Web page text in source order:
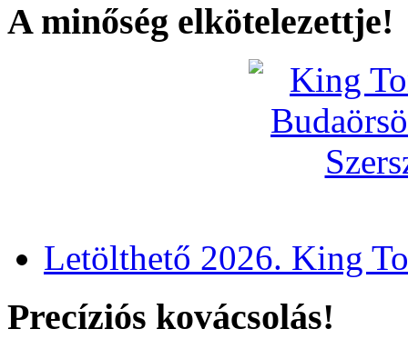
A minőség elkötelezettje!
Letölthető 2026. King
Precíziós kovácsolás!